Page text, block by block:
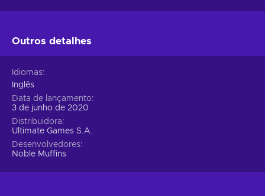
Outros detalhes
Idiomas
Inglês
Data de lançamento
3 de junho de 2020
Distribuidora
Ultimate Games S.A.
Desenvolvedores
Noble Muffins